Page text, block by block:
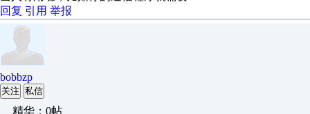
回复 引用 举报
bobbzp
关注 私信
精华：0帖